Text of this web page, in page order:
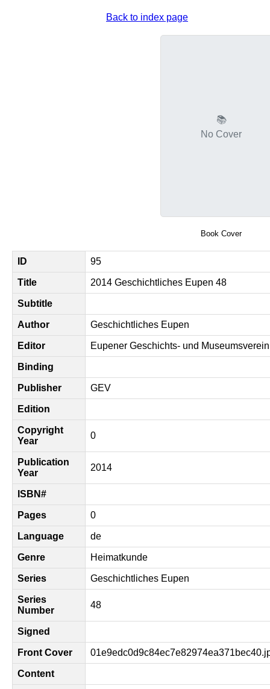
Back to index page
📚
No Cover
Book Cover
ID 95
Title 2014 Geschichtliches Eupen 48
Subtitle
Author Geschichtliches Eupen
Editor Eupener Geschichts- und Museumsverein
Binding
Publisher GEV
Edition
Copyright
Year
0
Publication
Year
2014
ISBN#
Pages 0
Language de
Genre Heimatkunde
Series Geschichtliches Eupen
Series
Number
48
Signed
Front Cover
Content